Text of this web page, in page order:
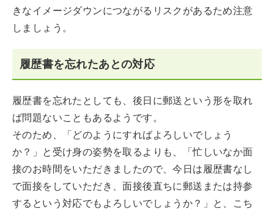
きなイメージダウンにつながるリスクがあるため注意
しましょう。
履歴書を忘れたあとの対応
履歴書を忘れたとしても、後日に郵送という形を取れ
ば問題ないこともあるようです。
そのため、「どのようにすればよろしいでしょう
か？」と受け身の姿勢を取るよりも、「忙しいなか面
接のお時間をいただきましたので、今日は履歴書なし
で面接をしていただき、面接後直ちに郵送または持参
するという対応でもよろしいでしょうか？」と、こち